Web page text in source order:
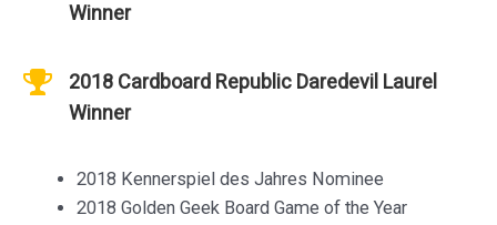
Winner
2018 Cardboard Republic Daredevil Laurel
Winner
2018 Kennerspiel des Jahres Nominee
2018 Golden Geek Board Game of the Year